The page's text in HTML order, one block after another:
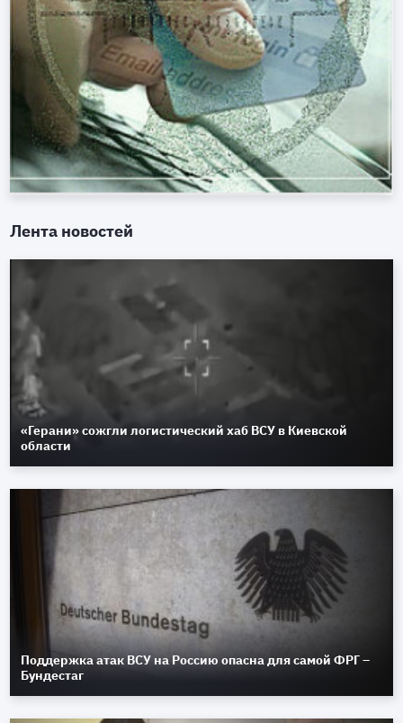
Лента новостей
«Герани» сожгли логистический хаб ВСУ в Киевской
области
Поддержка атак ВСУ на Россию опасна для самой ФРГ –
Бундестаг